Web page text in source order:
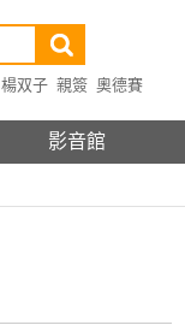
楊双子 親簽 奧德賽
影音館